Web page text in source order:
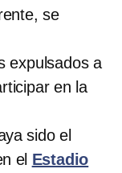
se
expulsados a
en la
sido el
el Estadio